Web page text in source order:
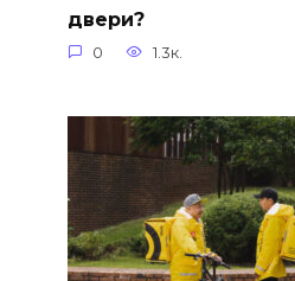
двери?
0 1.3к.